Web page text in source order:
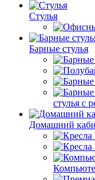
Стулья
Барные стулья
стулья с
Домашний